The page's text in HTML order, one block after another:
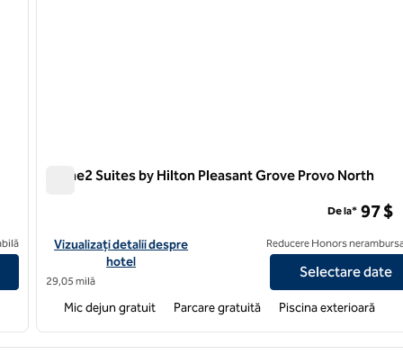
Home2 Suites by Hilton Pleasant Grove Provo North
Vizualizați detaliile hotelului pentru Home2 Suites by Hilton
Vizualizați detalii despre
hotel
29,05 milă
De la* 97 $
Reducere Honors
Selectare date
Mic dejun gratuit Parcare gratuită Piscina exterioară